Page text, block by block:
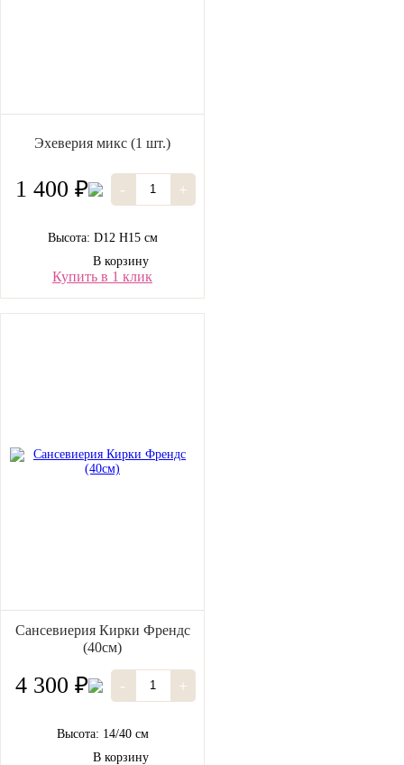
Эхеверия микс (1 шт.)
1 400 ₽ - +
Высота: D12 H15 см
В корзину
Купить в 1 клик
Сансевиерия Кирки Френдс
(40см)
4 300 ₽ - +
Высота: 14/40 см
В корзину